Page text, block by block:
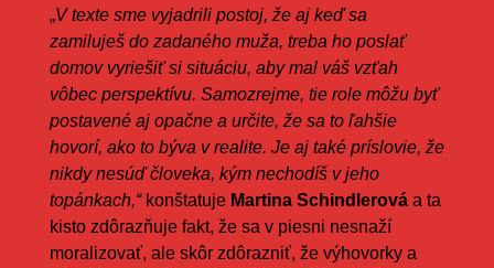
„V texte sme vyjadrili postoj, že aj keď sa
zamiluješ do zadaného muža, treba ho poslať
domov vyriešiť si situáciu, aby mal váš vzťah
vôbec perspektívu. Samozrejme, tie role môžu byť
postavené aj opačne a určite, že sa to ľahšie
hovorí, ako to býva v realite. Je aj také príslovie, že
nikdy nesúď človeka, kým nechodíš v jeho
topánkach,“ konštatuje Martina Schindlerováa ta
kisto zdôrazňuje fakt, že sa v piesni nesnaží
moralizovať, ale skôr zdôrazniť, že výhovorky a